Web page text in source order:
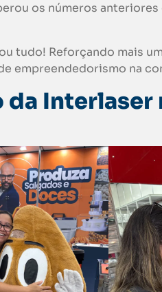
os números anteriores
tudo! Reforçando mais
empreendedorismo na
Interlaser